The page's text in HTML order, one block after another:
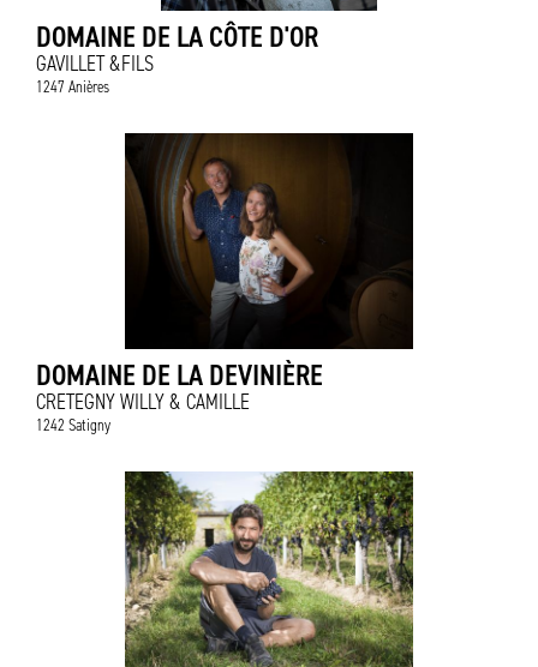
DOMAINE DE LA CÔTE D'OR
GAVILLET &FILS
1247 Anières
DOMAINE DE LA DEVINIÈRE
CRETEGNY WILLY & CAMILLE
1242 Satigny